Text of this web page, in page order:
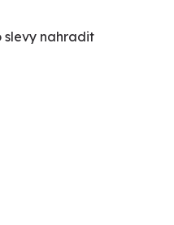
slevy nahradit